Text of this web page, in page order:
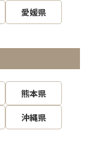
愛媛県
熊本県
沖縄県